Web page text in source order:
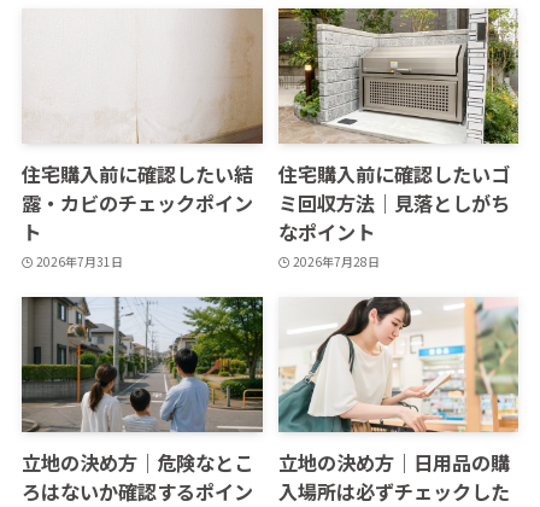
住宅購入前に確認したい結
露・カビのチェックポイン
ト
2026年7月31日
住宅購入前に確認したいゴ
ミ回収方法｜見落としがち
なポイント
2026年7月28日
立地の決め方｜危険なとこ
ろはないか確認するポイン
立地の決め方｜日用品の購
入場所は必ずチェックした